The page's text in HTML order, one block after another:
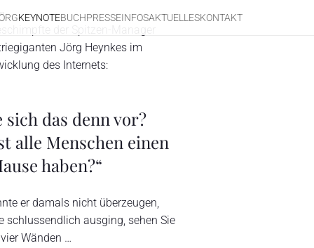
KEYNOTEBUCHPRESSEINFOSAKTUELLESKONTAKT
Jörg Heynkes im
des Internets:
sich das denn vor?
alle Menschen einen
haben?“
er damals nicht überzeugen,
schlussendlich ausging, sehen Sie
Wänden …